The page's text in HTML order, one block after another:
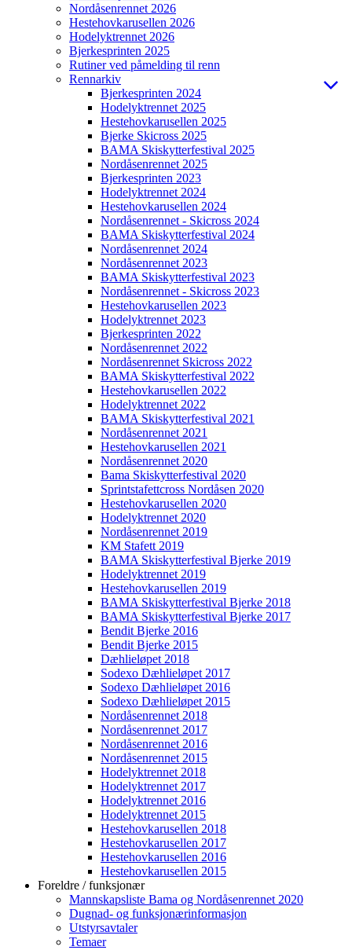
Nordåsenrennet 2026
Hestehovkarusellen 2026
Hodelyktrennet 2026
Bjerkesprinten 2025
Rutiner ved påmelding til renn
Rennarkiv
Bjerkesprinten 2024
Hodelyktrennet 2025
Hestehovkarusellen 2025
Bjerke Skicross 2025
BAMA Skiskytterfestival 2025
Nordåsenrennet 2025
Bjerkesprinten 2023
Hodelyktrennet 2024
Hestehovkarusellen 2024
Nordåsenrennet - Skicross 2024
BAMA Skiskytterfestival 2024
Nordåsenrennet 2024
Nordåsenrennet 2023
BAMA Skiskytterfestival 2023
Nordåsenrennet - Skicross 2023
Hestehovkarusellen 2023
Hodelyktrennet 2023
Bjerkesprinten 2022
Nordåsenrennet 2022
Nordåsenrennet Skicross 2022
BAMA Skiskytterfestival 2022
Hestehovkarusellen 2022
Hodelyktrennet 2022
BAMA Skiskytterfestival 2021
Nordåsenrennet 2021
Hestehovkarusellen 2021
Nordåsenrennet 2020
Bama Skiskytterfestival 2020
Sprintstafettcross Nordåsen 2020
Hestehovkarusellen 2020
Hodelyktrennet 2020
Nordåsenrennet 2019
KM Stafett 2019
BAMA Skiskytterfestival Bjerke 2019
Hodelyktrennet 2019
Hestehovkarusellen 2019
BAMA Skiskytterfestival Bjerke 2018
BAMA Skiskytterfestival Bjerke 2017
Bendit Bjerke 2016
Bendit Bjerke 2015
Dæhlieløpet 2018
Sodexo Dæhlieløpet 2017
Sodexo Dæhlieløpet 2016
Sodexo Dæhlieløpet 2015
Nordåsenrennet 2018
Nordåsenrennet 2017
Nordåsenrennet 2016
Nordåsenrennet 2015
Hodelyktrennet 2018
Hodelyktrennet 2017
Hodelyktrennet 2016
Hodelyktrennet 2015
Hestehovkarusellen 2018
Hestehovkarusellen 2017
Hestehovkarusellen 2016
Hestehovkarusellen 2015
Foreldre / funksjonær
Mannskapsliste Bama og Nordåsenrennet 2020
Dugnad- og funksjonærinformasjon
Utstyrsavtaler
Temaer